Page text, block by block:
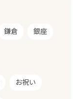
鎌倉 銀座
お祝い